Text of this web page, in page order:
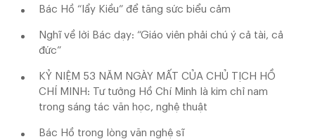
Bác Hồ “lẩy Kiều” để tăng sức biểu cảm
Nghĩ về lời Bác dạy: “Giáo viên phải chú ý cả tài, cả
đức”
KỶ NIỆM 53 NĂM NGÀY MẤT CỦA CHỦ TỊCH HỒ
CHÍ MINH: Tư tưởng Hồ Chí Minh là kim chỉ nam
trong sáng tác văn học, nghệ thuật
Bác Hồ trong lòng văn nghệ sĩ